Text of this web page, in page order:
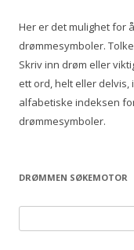
f
o
r
Her er det mulighet for
drømmesymboler.
Skriv inn drøm eller
ett ord, helt eller
alfabetiske indeksen
drømmesymboler.
DRØMMEN SØKEMOTOR
e